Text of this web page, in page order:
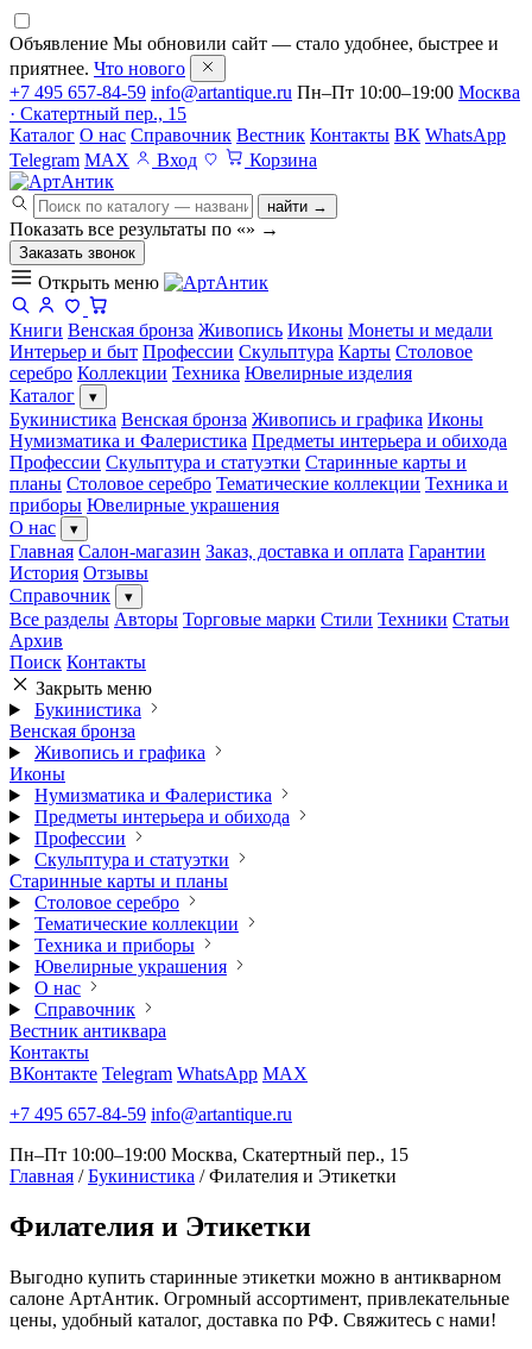
Объявление Мы обновили сайт — стало удобнее, быстрее и
приятнее. Что нового
+7 495 657-84-59 info@artantique.ru Пн–Пт 10:00–19:00 Москва
· Скатертный пер., 15
Каталог О нас Справочник Вестник Контакты ВК WhatsApp
Telegram MAX Вход Корзина
найти →
Показать все результаты по «» →
Заказать звонок
Открыть меню
Книги Венская бронза Живопись Иконы Монеты и медали
Интерьер и быт Профессии Скульптура Карты Столовое
серебро Коллекции Техника Ювелирные изделия
Каталог
▾
Букинистика Венская бронза Живопись и графика Иконы
Нумизматика и Фалеристика Предметы интерьера и обихода
Профессии Скульптура и статуэтки Старинные карты и
планы Столовое серебро Тематические коллекции Техника и
приборы Ювелирные украшения
О нас
▾
Главная Салон-магазин Заказ, доставка и оплата Гарантии
История Отзывы
Справочник
▾
Все разделы Авторы Торговые марки Стили Техники Статьи
Архив
Поиск Контакты
Закрыть меню
Букинистика
Венская бронза
Живопись и графика
Иконы
Нумизматика и Фалеристика
Предметы интерьера и обихода
Профессии
Скульптура и статуэтки
Старинные карты и планы
Столовое серебро
Тематические коллекции
Техника и приборы
Ювелирные украшения
О нас
Справочник
Вестник антиквара
Контакты
ВКонтакте Telegram WhatsApp MAX
+7 495 657-84-59 info@artantique.ru
Пн–Пт 10:00–19:00 Москва, Скатертный пер., 15
Главная / Букинистика / Филателия и Этикетки
Филателия и Этикетки
Выгодно купить старинные этикетки можно в антикварном
салоне АртАнтик. Огромный ассортимент, привлекательные
цены, удобный каталог, доставка по РФ. Свяжитесь с нами!